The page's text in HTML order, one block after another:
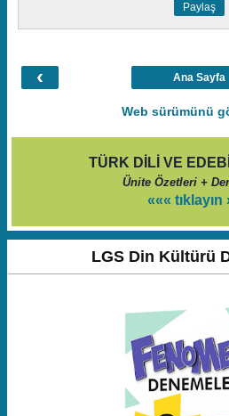
Paylaş
‹ Ana Sayfa
Web sürümünü
TÜRK DİLİ VE
Ünite Özetleri +
««« tıklayın
LGS Din Kültürü